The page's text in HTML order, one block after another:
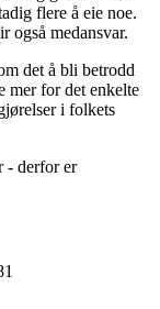
flere å eie noe.
også medansvar.
det å bli betrodd
mer for det enkelte
i folkets
- derfor er